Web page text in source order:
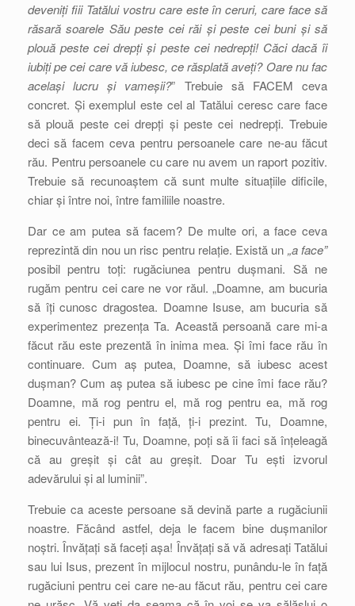
deveniți fiii Tatălui vostru care este în ceruri, care face să
răsară soarele Său peste cei răi și peste cei buni și să
plouă peste cei drepți și peste cei nedrepți! Căci dacă îi
iubiți pe cei care vă iubesc, ce răsplată aveți? Oare nu fac
același lucru și vameșii?” Trebuie să FACEM ceva
concret. Și exemplul este cel al Tatălui ceresc care face
să plouă peste cei drepți și peste cei nedrepți. Trebuie
deci să facem ceva pentru persoanele care ne-au făcut
rău. Pentru persoanele cu care nu avem un raport pozitiv.
Trebuie să recunoaștem că sunt multe situațiile dificile,
chiar și între noi, între familiile noastre.
Dar ce am putea să facem? De multe ori, a face ceva
reprezintă din nou un risc pentru relație. Există un „a face”
posibil pentru toți: rugăciunea pentru dușmani. Să ne
rugăm pentru cei care ne vor răul. „Doamne, am bucuria
să îți cunosc dragostea. Doamne Isuse, am bucuria să
experimentez prezența Ta. Această persoană care mi-a
făcut rău este prezentă în inima mea. Și îmi face rău în
continuare. Cum aș putea, Doamne, să iubesc acest
dușman? Cum aș putea să iubesc pe cine îmi face rău?
Doamne, mă rog pentru el, mă rog pentru ea, mă rog
pentru ei. Ți-i pun în față, ți-i prezint. Tu, Doamne,
binecuvântează-i! Tu, Doamne, poți să îi faci să înțeleagă
că au greșit și cât au greșit. Doar Tu ești izvorul
adevărului și al luminii”.
Trebuie ca aceste persoane să devină parte a rugăciunii
noastre. Făcând astfel, deja le facem bine dușmanilor
noștri. Învățați să faceți așa! Învățați să vă adresați Tatălui
sau lui Isus, prezent în mijlocul nostru, punându-le în față
rugăciuni pentru cei care ne-au făcut rău, pentru cei care